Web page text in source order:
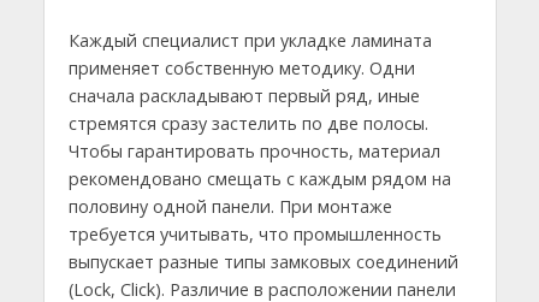
Каждый специалист при укладке ламината
применяет собственную методику. Одни
сначала раскладывают первый ряд, иные
стремятся сразу застелить по две полосы.
Чтобы гарантировать прочность, материал
рекомендовано смещать с каждым рядом на
половину одной панели. При монтаже
требуется учитывать, что промышленность
выпускает разные типы замковых соединений
(Lock, Click). Различие в расположении панели